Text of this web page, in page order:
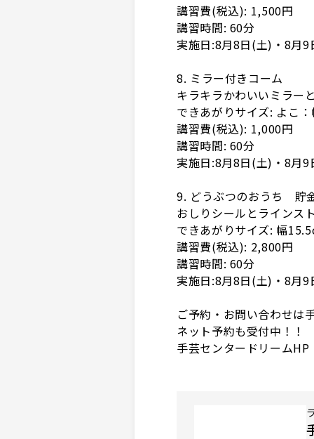
講習費(税込): 1,500円
講習時間: 60分
実施日:8月8日(土)・8月
8. ミラー付きコーム
キラキラかわいいミラー
できあがりサイズ: よこ
講習費(税込): 1,000円
講習時間: 60分
実施日:8月8日(土)・8月
9. どうぶつのおうち 貯
おしりシールとラインス
できあがりサイズ: 幅
講習費(税込): 2,800円
講習時間: 60分
実施日:8月8日(土)・8月
ご予約・お問い合わせは
ネット予約も受付中！！
手芸センタードリーム